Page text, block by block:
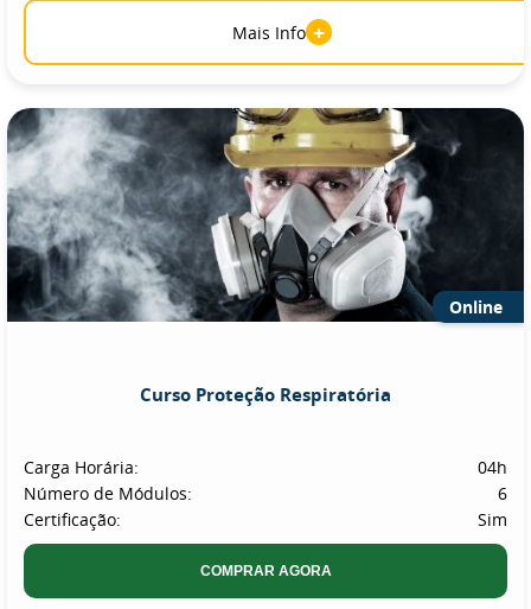
Mais Info +
Online
Curso Proteção Respiratória
Carga Horária:
04h
Número de Módulos:
6
Certificação:
Sim
COMPRAR AGORA